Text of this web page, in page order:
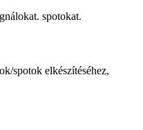
spotokat.
spotok elkészítéséhez,